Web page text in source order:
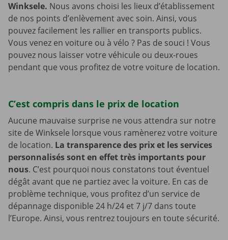
Winksele. Nous avons choisi les lieux d’établissement
de nos points d’enlèvement avec soin. Ainsi, vous
pouvez facilement les rallier en transports publics.
Vous venez en voiture ou à vélo ? Pas de souci ! Vous
pouvez nous laisser votre véhicule ou deux-roues
pendant que vous profitez de votre voiture de location.
C’est compris dans le prix de location
Aucune mauvaise surprise ne vous attendra sur notre
site de Winksele lorsque vous ramènerez votre voiture
de location. La transparence des prix et les services
personnalisés sont en effet très importants pour
nous. C’est pourquoi nous constatons tout éventuel
dégât avant que ne partiez avec la voiture. En cas de
problème technique, vous profitez d’un service de
dépannage disponible 24 h/24 et 7 j/7 dans toute
l’Europe. Ainsi, vous rentrez toujours en toute sécurité.